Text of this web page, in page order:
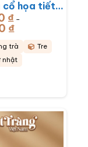
cổ họa tiết
Công
BT-
₫ –
₫Khoảng
giá:
từ
380.000 ₫
đến
580.000 ₫
trà
Tre
nhật